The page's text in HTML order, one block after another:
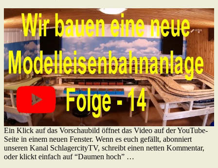
Ein Klick auf das Vorschaubild öffnet das Video auf der YouTube-
Seite in einem neuen Fenster. Wenn es euch gefällt, abonniert
unseren Kanal SchlagercityTV, schreibt einen netten Kommentar,
oder klickt einfach auf “Daumen hoch” …